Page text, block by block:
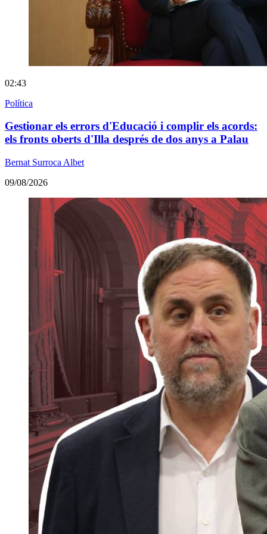
02:43
Política
Gestionar els errors d'Educació i complir els acords:
els fronts oberts d'Illa després de dos anys a Palau
Bernat Surroca Albet
09/08/2026